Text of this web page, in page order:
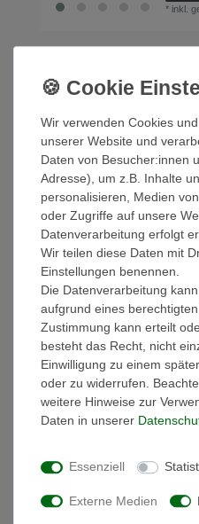
* inkl.
072303-
*inkl.
Weiss/
*inkl.
1 - 2
Wir verwenden Cookies
unserer Website und
Daten von Besucher:innen
Adresse), um z.B. Inhalte
personalisieren, Medien
oder Zugriffe auf unsere
Datenverarbeitung erfolgt
Wir teilen diese Daten mit
Einstellungen benennen.
Die Datenverarbeitung
aufgrund eines
Zustimmung kann erteilt
besteht das Recht, nicht
Einwilligung zu einem
oder zu widerrufen.
weitere Hinweise zur
Daten in unserer
Essenziell
Externe Medien